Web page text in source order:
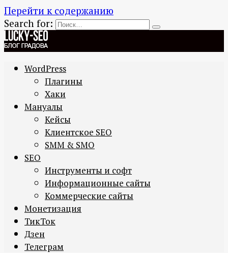
Перейти к содержанию
Search for:
WordPress
Плагины
Хаки
Мануалы
Кейсы
Клиентское SEO
SMM & SMO
SEO
Инструменты и софт
Информационные сайты
Коммерческие сайты
Монетизация
ТикТок
Дзен
Телеграм